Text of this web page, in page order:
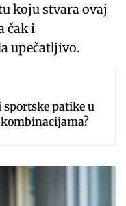
koju stvara ovaj
čak i
upečatljivo.
patike u